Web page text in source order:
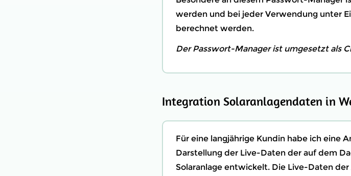
werden und bei jeder Verwendung unter
berechnet werden.
Der Passwort-Manager ist umgesetzt als
Integration Solaranlagendaten in
Für eine langjährige Kundin habe ich eine
Darstellung der Live-Daten der auf dem
Solaranlage entwickelt. Die Live-Daten